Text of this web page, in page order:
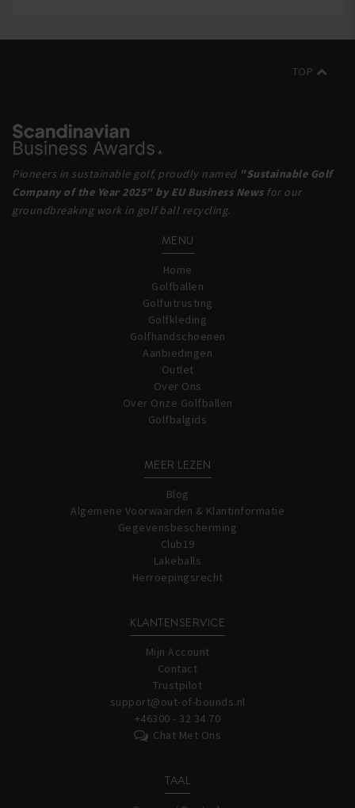
Pioneers in sustainable golf, proudly named "Sustainable Golf
Company of the Year 2025" by EU Business Newsfor our
groundbreaking work in golf ball recycling.
TOP
MENU
Home
Golfballen
Golfuitrusting
Golfkleding
Golfhandschoenen
Aanbiedingen
Outlet
Over Ons
Over Onze Golfballen
Golfbalgids
MEER LEZEN
Blog
Algemene Voorwaarden & Klantinformatie
Gegevensbescherming
Club19
Lakeballs
Herroepingsrecht
KLANTENSERVICE
Mijn Account
Contact
Trustpilot
support@out-of-bounds.nl
+46300 - 32 34 70
Chat Met Ons
TAAL